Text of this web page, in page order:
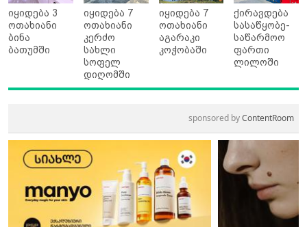
იყიდება 3
ოთახიანი
ბინა
ბათუმში
იყიდება 7
ოთახიანი
კერძო
სახლი
სოფელ
დიღომში
იყიდება 7
ოთახიანი
აგარაკი
კოჭობაში
ქირავდება
სასაწყობე-
საწარმოო
ფართი
ლილოში
sponsored byContentRoom